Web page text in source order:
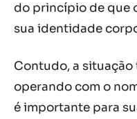
do princípio de que
sua identidade
Contudo, a
operando com o
é importante para